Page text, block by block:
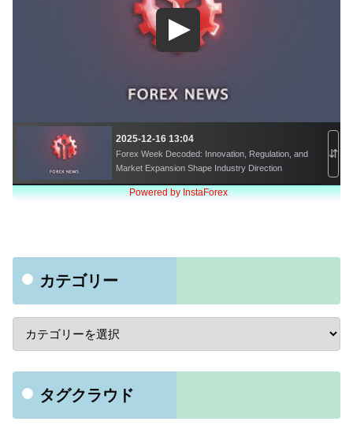
カテゴリー
タグクラウド